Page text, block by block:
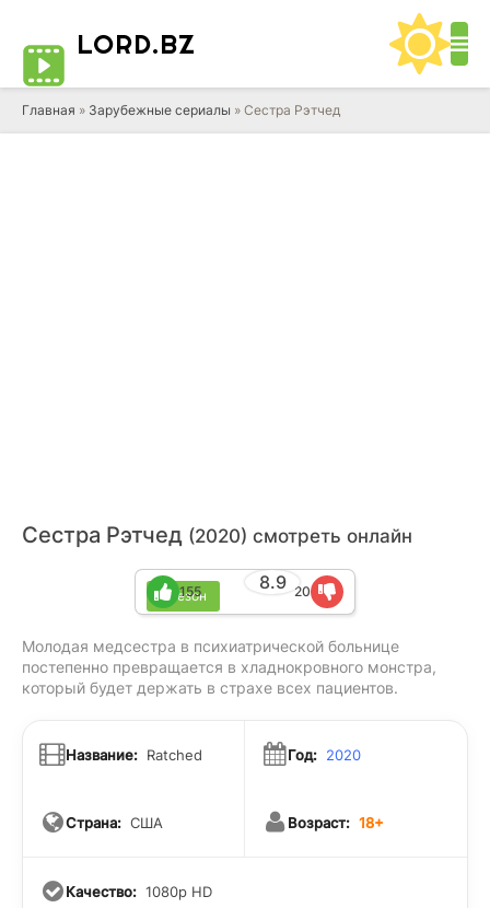
LORD.BZ
Главная » Зарубежные сериалы » Сестра Рэтчед
Сестра Рэтчед (2020) смотреть онлайн
1 сезон
8.9
155 20
Молодая медсестра в психиатрической больнице
постепенно превращается в хладнокровного монстра,
который будет держать в страхе всех пациентов.
Название: Ratched
Страна: США
Год: 2020
Возраст: 18+
Качество: 1080p HD